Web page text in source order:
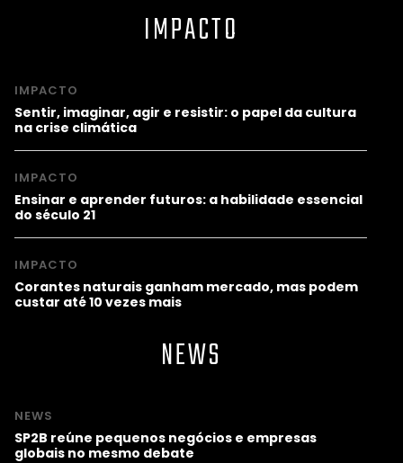
IMPACTO
IMPACTO
Sentir, imaginar, agir e resistir: o papel da cultura
na crise climática
IMPACTO
Ensinar e aprender futuros: a habilidade essencial
do século 21
IMPACTO
Corantes naturais ganham mercado, mas podem
custar até 10 vezes mais
NEWS
NEWS
SP2B reúne pequenos negócios e empresas
globais no mesmo debate